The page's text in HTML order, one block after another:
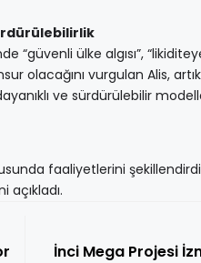
ülke algısı”,
olacağını vurgulan Alis,
ve sürdürülebilir
faaliyetlerini
İnci Mega Projesi